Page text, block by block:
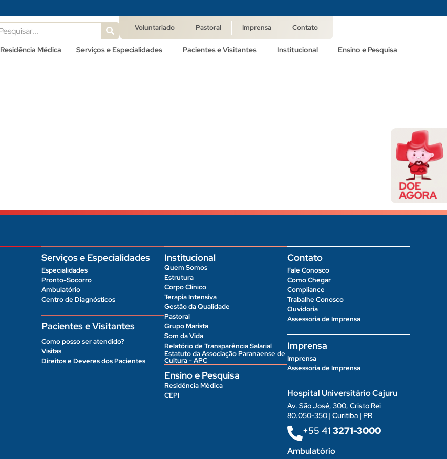
Voluntariado Pastoral Imprensa Contato
Residência Médica Serviços e Especialidades Pacientes e Visitantes Institucional Ensino e Pesquisa
Serviços e Especialidades
Especialidades
Pronto-Socorro
Ambulatório
Centro de Diagnósticos
Pacientes e Visitantes
Como posso ser atendido?
Visitas
Direitos e Deveres dos Pacientes
Institucional
Quem Somos
Estrutura
Corpo Clínico
Terapia Intensiva
Gestão da Qualidade
Pastoral
Grupo Marista
Som da Vida
Relatório de Transparência Salarial
Estatuto da Associação Paranaense de
Cultura - APC
Ensino e Pesquisa
Residência Médica
CEPI
Contato
Fale Conosco
Como Chegar
Compliance
Trabalhe Conosco
Ouvidoria
Assessoria de Imprensa
Imprensa
Imprensa
Assessoria de Imprensa
Hospital Universitário Cajuru
Av. São José, 300, Cristo Rei
80.050-350 | Curitiba | PR
+55 41 3271-3000
Ambulatório